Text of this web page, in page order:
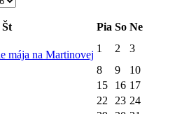
Št Pia So Ne
mája na Martinovej
1 2
3
8 9
10
15 16 17
22 23 24